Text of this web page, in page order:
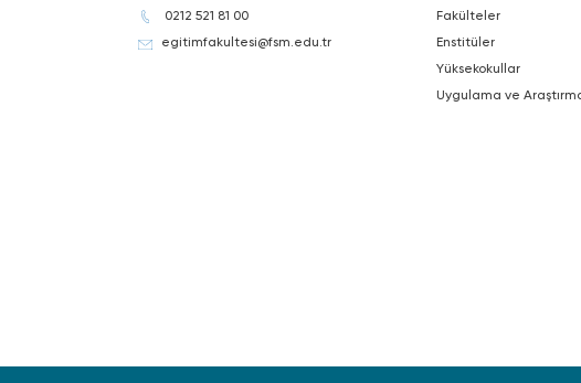
0212 521 81 00
egitimfakultesi@fsm.edu.tr
Fakülteler
Enstitüler
Yüksekokullar
Uygulama ve